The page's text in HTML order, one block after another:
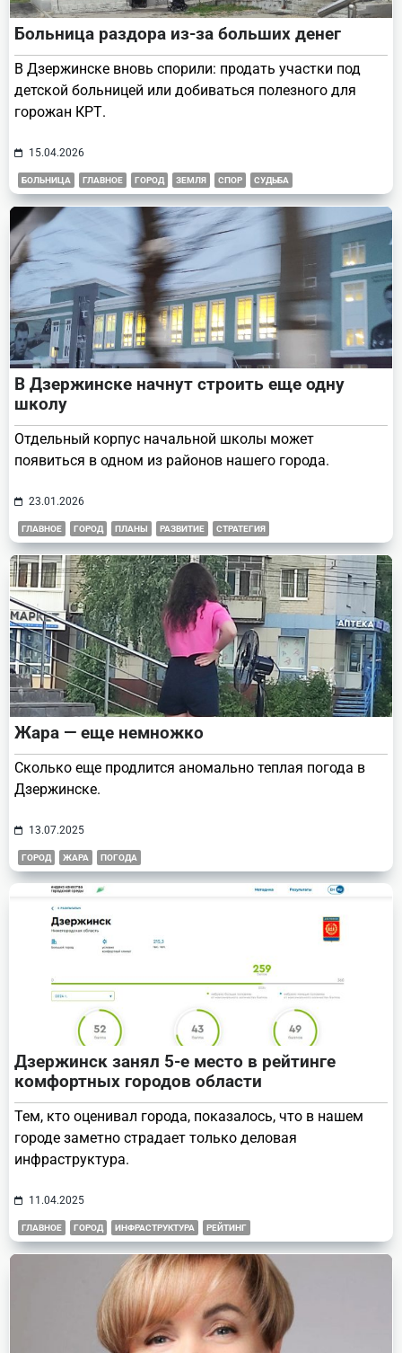
Больница раздора из-за больших денег
В Дзержинске вновь спорили: продать участки под
детской больницей или добиваться полезного для
горожан КРТ.
15.04.2026
БОЛЬНИЦА ГЛАВНОЕ ГОРОД ЗЕМЛЯ СПОР СУДЬБА
В Дзержинске начнут строить еще одну
школу
Отдельный корпус начальной школы может
появиться в одном из районов нашего города.
23.01.2026
ГЛАВНОЕ ГОРОД ПЛАНЫ РАЗВИТИЕ СТРАТЕГИЯ
Жара — еще немножко
Сколько еще продлится аномально теплая погода в
Дзержинске.
13.07.2025
ГОРОД ЖАРА ПОГОДА
Дзержинск занял 5-е место в рейтинге
комфортных городов области
Тем, кто оценивал города, показалось, что в нашем
городе заметно страдает только деловая
инфраструктура.
11.04.2025
ГЛАВНОЕ ГОРОД ИНФРАСТРУКТУРА РЕЙТИНГ